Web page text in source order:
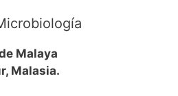
Malaya
Malasia.